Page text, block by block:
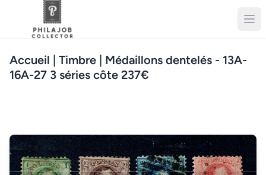
Accueil | Timbre | Médaillons dentelés - 13A-
16A-27 3 séries côte 237€